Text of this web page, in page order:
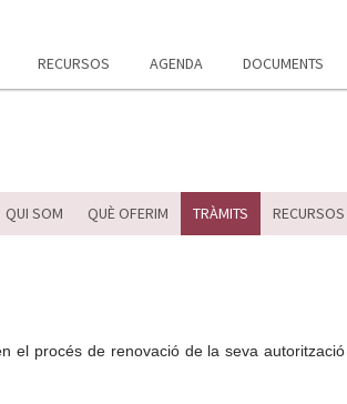
RECURSOS AGENDA DOCUMENTS
QUI SOM QUÈ OFERIM TRÀMITS RECURSOS
procés de renovació de la seva